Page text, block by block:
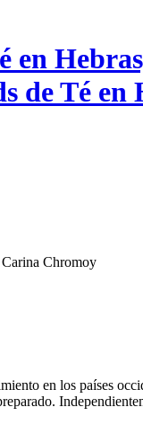
de Té en
Chromoy
en los países